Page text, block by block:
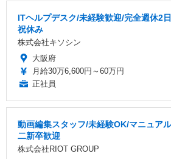
ITヘルプデスク/未経験歓迎/完全週休2
祝休み
株式会社キソシン
大阪府
月給30万6,600円～60万円
正社員
動画編集スタッフ/未経験OK/マニュア
二新卒歓迎
株式会社RIOT GROUP